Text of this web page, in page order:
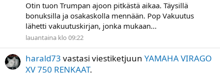
Otin tuon Trumpan ajoon pitkästä aikaa. Täysillä
bonuksilla ja osakaskolla mennään. Pop Vakuutus
lähetti vakuutuskirjan, jonka mukaan...
lauantaina klo 09:22
harald73 vastasi viestiketjuun YAMAHA VIRAGO
XV 750 RENKAAT.